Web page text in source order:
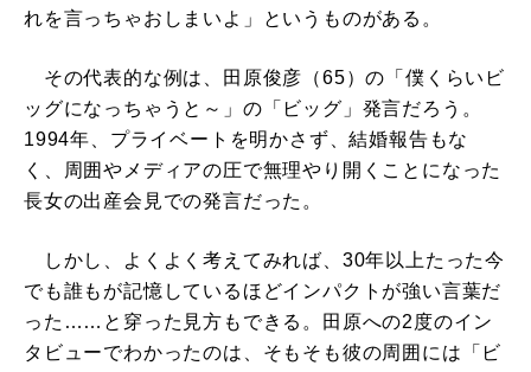
れを言っちゃおしまいよ」というものがある。
その代表的な例は、田原俊彦（65）の「僕くらいビ
ッグになっちゃうと～」の「ビッグ」発言だろう。
1994年、プライベートを明かさず、結婚報告もな
く、周囲やメディアの圧で無理やり開くことになった
長女の出産会見での発言だった。
しかし、よくよく考えてみれば、30年以上たった今
でも誰もが記憶しているほどインパクトが強い言葉だ
った……と穿った見方もできる。田原への2度のイン
タビューでわかったのは、そもそも彼の周囲には「ビ